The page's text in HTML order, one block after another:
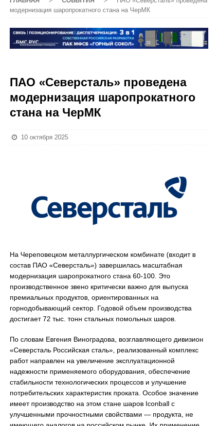
модернизация шаропрокатного стана на ЧерМК
ПАО «Северсталь» проведена
модернизация шаропрокатного
стана на ЧерМК
10 октября 2025
На Череповецком металлургическом комбинате (входит в
состав ПАО «Северсталь») завершилась масштабная
модернизация шаропрокатного стана 60-100. Это
производственное звено критически важно для выпуска
премиальных продуктов, ориентированных на
горнодобывающий сектор. Годовой объем производства
достигает 72 тыс. тонн стальных помольных шаров.
По словам Евгения Виноградова, возглавляющего дивизион
«Северсталь Российская сталь», реализованный комплекс
работ направлен на увеличение эксплуатационной
надежности применяемого оборудования, обеспечение
стабильности технологических процессов и улучшение
потребительских характеристик проката. Особое значение
имеет производство на этом стане шаров Iconball с
улучшенными прочностными свойствами — продукта, не